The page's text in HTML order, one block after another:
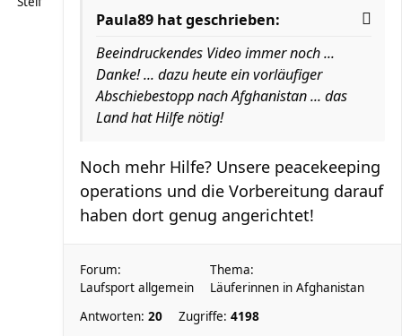
Paula89 hat geschrieben:
Beeindruckendes Video immer noch ...
Danke! ... dazu heute ein vorläufiger
Abschiebestopp nach Afghanistan ... das
Land hat Hilfe nötig!
Noch mehr Hilfe? Unsere peacekeeping
operations und die Vorbereitung darauf
haben dort genug angerichtet!
Forum:
Laufsport allgemein
Thema:
Läuferinnen in Afghanistan
Antworten: 20 Zugriffe: 4198